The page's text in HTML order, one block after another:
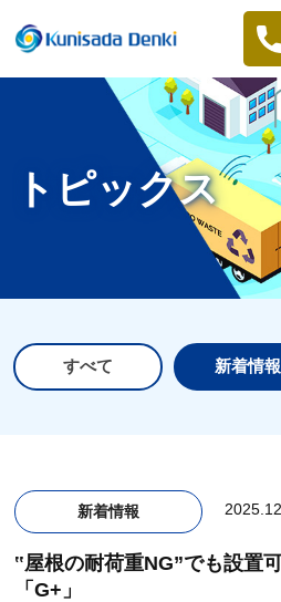
トピックス
すべて 新着情報
新着情報
‟屋根の耐荷重NG”でも設置
「G+」